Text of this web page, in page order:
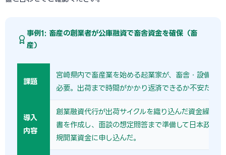
事例1: 畜産の創業者が公庫融資で畜舎資金を確保（畜
産）
課題
宮崎県内で畜産業を始める起業家が、畜舎・設備で
必要。出荷まで時間がかかり返済できるか不安だっ
導入
内容
創業融資代行が出荷サイクルを織り込んだ資金繰り表
書を作成し、面談の想定問答まで準備して日本政策
規開業資金に申し込んだ。